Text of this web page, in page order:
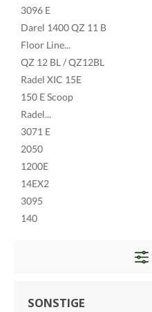
3096 E
Darel 1400 QZ 11 B
Floor Line...
QZ 12 BL / QZ12BL
Radel XIC 15E
150 E Scoop
Radel...
3071 E
2050
1200E
14EX2
3095
140
SONSTIGE